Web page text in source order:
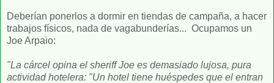
Deberían ponerlos a dormir en tiendas de campaña, a hacer
trabajos físicos, nada de vagabunderías... Ocupamos un
Joe Arpaio:
"La cárcel opina el sheriff Joe es demasiado lujosa, pura
actividad hotelera: "Un hotel tiene huéspedes que el entran